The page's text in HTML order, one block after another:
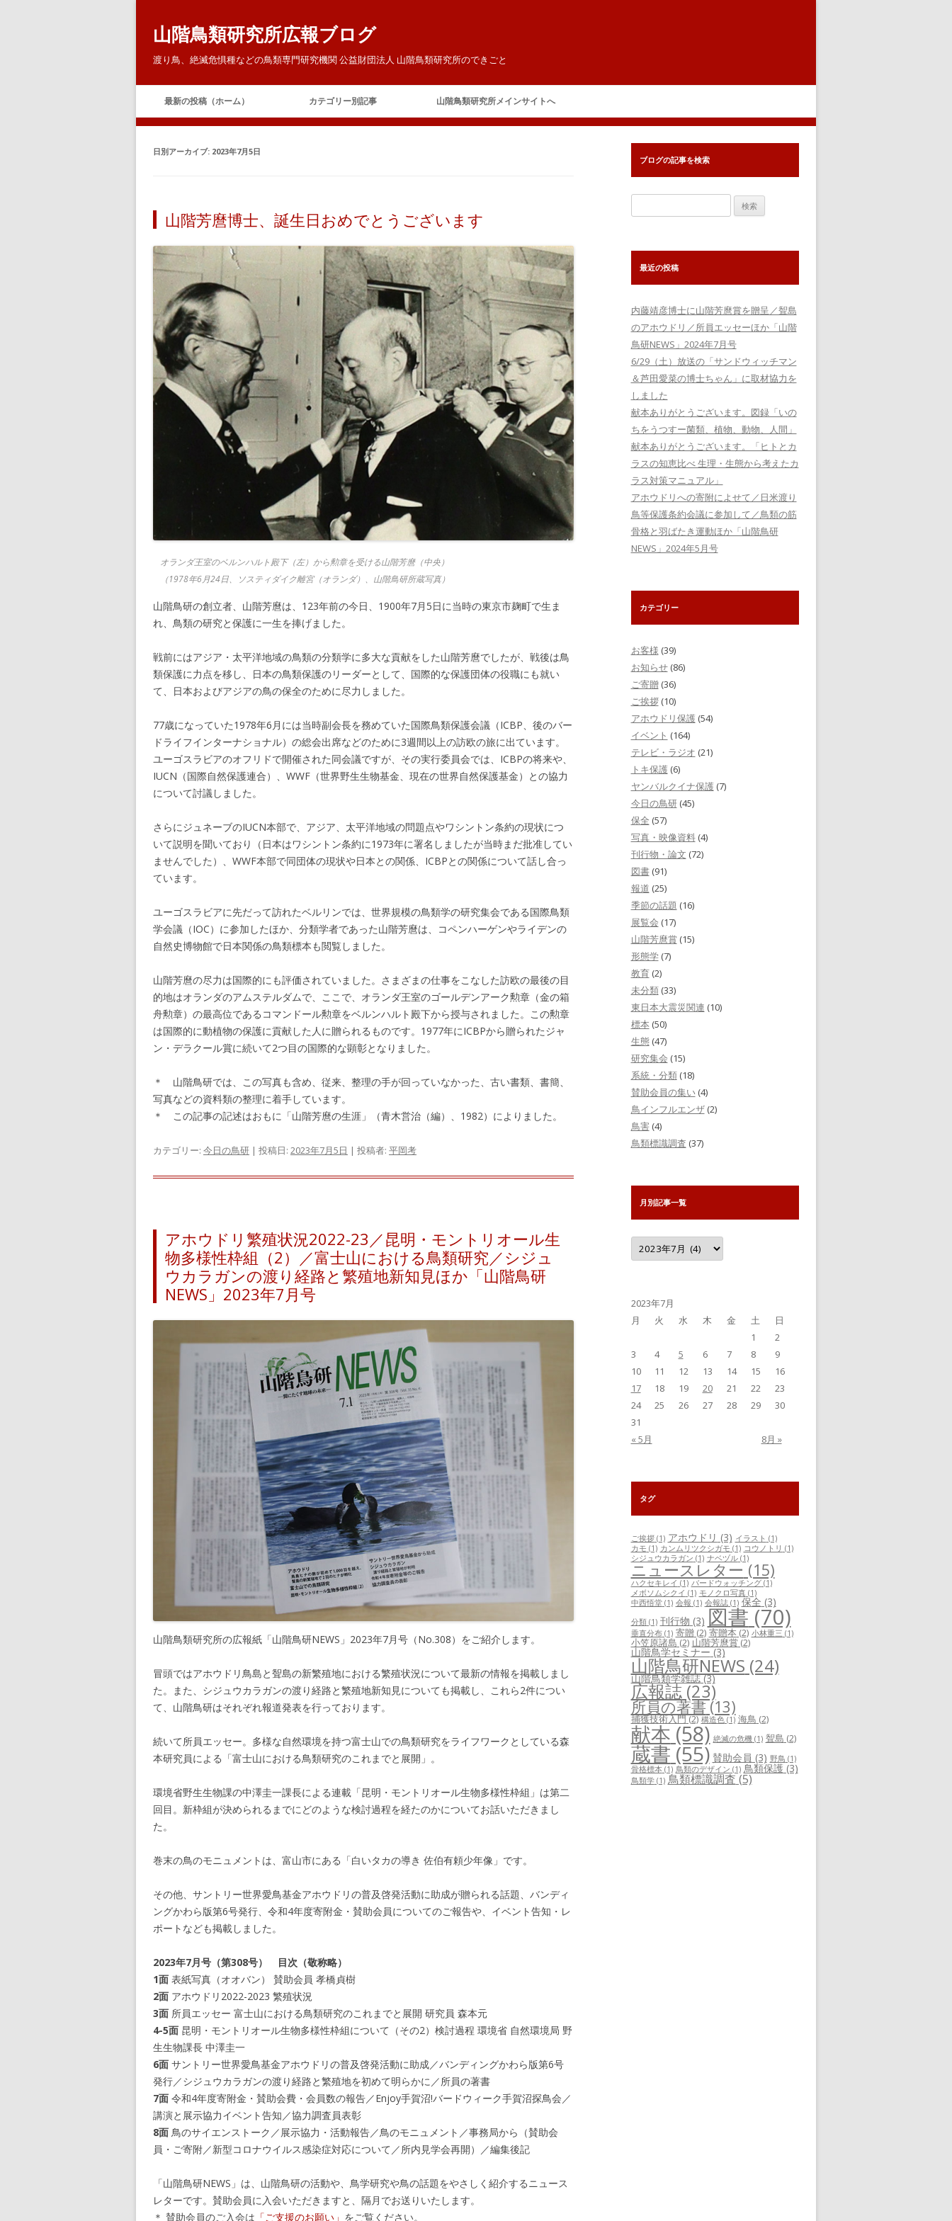
山階鳥類研究所広報ブログ
渡り鳥、絶滅危惧種などの鳥類専門研究機関 公益財団法人 山階鳥類研究所のできごと
コ
ン
テ
ン
ツ
最新の投稿（ホーム） カテゴリー別記事
イベント 賛助会員の集い
山階芳麿賞
展覧会
テレビ・ラジオ
報道
保全 アホウドリ保護
ヤンバルクイナ保護
鳥インフルエンザ
トキ保護
生態
刊行物・論文
図書 写真・映像資料
標本
季節の話題
東日本大震災関連
研究集会
系統・分類
鳥害
鳥類標識調査
山階鳥類研究所メインサイトへ
日別アーカイブ: 2023年7月5日
山階芳麿博士、誕生日おめでとうございます
オランダ王室のベルンハルト殿下（左）から勲章を受ける山階芳麿（中央）
（1978年6月24日、ソスティダイク離宮（オランダ）、山階鳥研所蔵写真）
山階鳥研の創立者、山階芳麿は、123年前の今日、1900年7月5日に当時の東京市麹町で生ま
れ、鳥類の研究と保護に一生を捧げました。
戦前にはアジア・太平洋地域の鳥類の分類学に多大な貢献をした山階芳麿でしたが、戦後は鳥
類保護に力点を移し、日本の鳥類保護のリーダーとして、国際的な保護団体の役職にも就い
て、日本およびアジアの鳥の保全のために尽力しました。
77歳になっていた1978年6月には当時副会長を務めていた国際鳥類保護会議（ICBP、後のバー
ドライフインターナショナル）の総会出席などのために3週間以上の訪欧の旅に出ています。
ユーゴスラビアのオフリドで開催された同会議ですが、その実行委員会では、ICBPの将来や、
IUCN（国際自然保護連合）、WWF（世界野生生物基金、現在の世界自然保護基金）との協力
について討議しました。
さらにジュネーブのIUCN本部で、アジア、太平洋地域の問題点やワシントン条約の現状につ
いて説明を聞いており（日本はワシントン条約に1973年に署名しましたが当時まだ批准してい
ませんでした）、WWF本部で同団体の現状や日本との関係、ICBPとの関係について話し合っ
ています。
ユーゴスラビアに先だって訪れたベルリンでは、世界規模の鳥類学の研究集会である国際鳥類
学会議（IOC）に参加したほか、分類学者であった山階芳麿は、コペンハーゲンやライデンの
自然史博物館で日本関係の鳥類標本も閲覧しました。
山階芳麿の尽力は国際的にも評価されていました。さまざまの仕事をこなした訪欧の最後の目
的地はオランダのアムステルダムで、ここで、オランダ王室のゴールデンアーク勲章（金の箱
舟勲章）の最高位であるコマンドール勲章をベルンハルト殿下から授与されました。この勲章
は国際的に動植物の保護に貢献した人に贈られるものです。1977年にICBPから贈られたジャ
ン・デラクール賞に続いて2つ目の国際的な顕彰となりました。
＊ 山階鳥研では、この写真も含め、従来、整理の手が回っていなかった、古い書類、書簡、
写真などの資料類の整理に着手しています。
＊ この記事の記述はおもに「山階芳麿の生涯」（青木営治（編）、1982）によりました。
カテゴリー: 今日の鳥研 | 投稿日: 2023年7月5日 | 投稿者: 平岡考
アホウドリ繁殖状況2022-23／昆明・モントリオール生
物多様性枠組（2）／富士山における鳥類研究／シジュ
ウカラガンの渡り経路と繁殖地新知見ほか「山階鳥研
NEWS」2023年7月号
山階鳥類研究所の広報紙「山階鳥研NEWS」2023年7月号（No.308）をご紹介します。
冒頭ではアホウドリ鳥島と聟島の新繁殖地における繁殖状況について最新の情報を掲載しまし
た。また、シジュウカラガンの渡り経路と繁殖地新知見についても掲載し、これら2件につい
て、山階鳥研はそれぞれ報道発表を行っております。
続いて所員エッセー。多様な自然環境を持つ富士山での鳥類研究をライフワークとしている森
本研究員による「富士山における鳥類研究のこれまでと展開」。
環境省野生生物課の中澤圭一課長による連載「昆明・モントリオール生物多様性枠組」は第二
回目。新枠組が決められるまでにどのような検討過程を経たのかについてお話いただきまし
た。
巻末の鳥のモニュメントは、富山市にある「白いタカの導き 佐伯有頼少年像」です。
その他、サントリー世界愛鳥基金アホウドリの普及啓発活動に助成が贈られる話題、バンディ
ングかわら版第6号発行、令和4年度寄附金・賛助会員についてのご報告や、イベント告知・レ
ポートなども掲載しました。
2023年7月号（第308号） 目次（敬称略）
1面 表紙写真（オオバン） 賛助会員 孝橋貞樹
2面 アホウドリ2022-2023 繁殖状況
3面 所員エッセー 富士山における鳥類研究のこれまでと展開 研究員 森本元
4-5面 昆明・モントリオール生物多様性枠組について（その2）検討過程 環境省 自然環境局 野
生生物課長 中澤圭一
6面 サントリー世界愛鳥基金アホウドリの普及啓発活動に助成／バンディングかわら版第6号
発行／シジュウカラガンの渡り経路と繁殖地を初めて明らかに／所員の著書
7面 令和4年度寄附金・賛助会費・会員数の報告／Enjoy手賀沼!バードウィーク手賀沼探鳥会／
講演と展示協力イベント告知／協力調査員表彰
8面 鳥のサイエンストーク／展示協力・活動報告／鳥のモニュメント／事務局から（賛助会
員・ご寄附／新型コロナウイルス感染症対応について／所内見学会再開）／編集後記
「山階鳥研NEWS」は、山階鳥研の活動や、鳥学研究や鳥の話題をやさしく紹介するニュース
レターです。賛助会員に入会いただきますと、隔月でお送りいたします。
＊ 賛助会員のご入会は 「ご支援のお願い」 をご覧ください。
ブログの記事を検索
索:
最近の投稿
内藤靖彦博士に山階芳麿賞を贈呈／聟島
のアホウドリ／所員エッセーほか「山階
鳥研NEWS」2024年7月号
6/29（土）放送の「サンドウィッチマン
＆芦田愛菜の博士ちゃん」に取材協力を
しました
献本ありがとうございます。図録「いの
ちをうつすー菌類、植物、動物、人間」
献本ありがとうございます。「ヒトとカ
ラスの知恵比べ 生理・生態から考えたカ
ラス対策マニュアル」
アホウドリへの寄附によせて／日米渡り
鳥等保護条約会議に参加して／鳥類の筋
骨格と羽ばたき運動ほか「山階鳥研
NEWS」2024年5月号
カテゴリー
お客様 (39)
お知らせ(86)
ご寄贈(36)
ご挨拶(10)
アホウドリ保護(54)
イベント (164)
テレビ・ラジオ (21)
トキ保護(6)
ヤンバルクイナ保護(7)
今日の鳥研 (45)
保全 (57)
写真・映像資料(4)
刊行物・論文 (72)
図書(91)
報道 (25)
季節の話題 (16)
展覧会 (17)
山階芳麿賞(15)
形態学(7)
教育(2)
未分類(33)
東日本大震災関連 (10)
標本 (50)
生態(47)
研究集会 (15)
系統・分類(18)
賛助会員の集い(4)
鳥インフルエンザ(2)
鳥害 (4)
鳥類標識調査 (37)
月別記事一覧
月
別
記
2023年7月
月
火 水 木 金 土
日
1
2
3
4 5 6 7 8
9
10
11 12 13 14 15
16
17
18 19 20 21 22
23
24
25 26 27 28 29
30
31
« 5月
8月 »
タグ
ご挨拶(1) アホウドリ (3) イラスト (1)
カモ (1) カンムリツクシガモ (1) コウノトリ (1)
シジュウカラガン (1) ナベヅル(1)
ニュースレター (15)
ハクセキレイ (1) バードウォッチング(1)
メボソムシクイ (1) モノクロ写真(1)
中西悟堂(1) 会報 (1) 会報誌(1) 保全 (3)
分類(1) 刊行物 (3) 図書 (70)
垂直分布(1) 寄贈(2) 寄贈本 (2) 小林重三 (1)
小笠原諸島 (2) 山階芳麿賞(2)
山階鳥学セミナー(3)
山階鳥研NEWS (24)
山階鳥類学雑誌(3)
広報誌(23)
所員の著書(13)
捕獲技術入門(2) 構造色(1) 海鳥 (2)
献本 (58) 絶滅の危機(1) 聟島 (2)
蔵書(55) 賛助会員 (3) 野鳥 (1)
骨格標本(1) 鳥類のデザイン (1) 鳥類保護 (3)
鳥類学(1) 鳥類標識調査(5)